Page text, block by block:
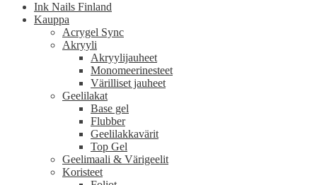
Ink Nails Finland
Kauppa
Acrygel Sync
Akryyli
Akryylijauheet
Monomeerinesteet
Värilliset jauheet
Geelilakat
Base gel
Flubber
Geelilakkavärit
Top Gel
Geelimaali & Värigeelit
Koristeet